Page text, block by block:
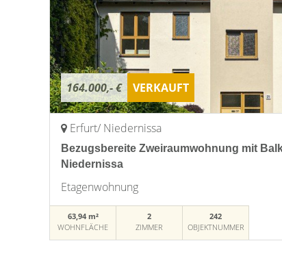
164.000,- € VERKAUFT
Erfurt/ Niedernissa
Bezugsbereite Zweiraumwohnung mit
Niedernissa
Etagenwohnung
63,94 m²
WOHNFLÄCHE
2
ZIMMER
242
OBJEKTNUMMER